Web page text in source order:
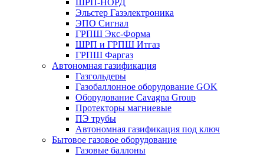
ШРП-НОРД
Эльстер Газэлектроника
ЭПО Сигнал
ГРПШ Экс-Форма
ШРП и ГРПШ Итгаз
ГРПШ Фаргаз
Автономная газификация
Газгольдеры
Газобаллонное оборудование GOK
Оборудование Cavagna Group
Протекторы магниевые
ПЭ трубы
Автономная газификация под ключ
Бытовое газовое оборудование
Газовые баллоны